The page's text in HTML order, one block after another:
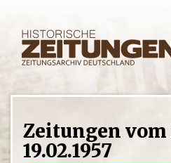
Zeitungen vom
19.02.1957